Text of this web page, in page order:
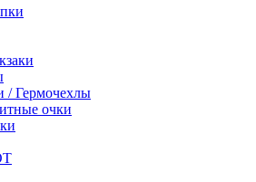
/ Гермочехлы
очки